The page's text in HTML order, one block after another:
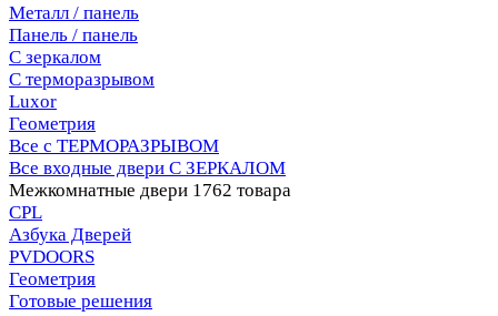
Металл / панель
Панель / панель
С зеркалом
С терморазрывом
Luxor
Геометрия
Все с ТЕРМОРАЗРЫВОМ
Все входные двери С ЗЕРКАЛОМ
Межкомнатные двери 1762 товара
CPL
Азбука Дверей
PVDOORS
Геометрия
Готовые решения